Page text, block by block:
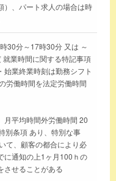
）、パート求人の場合は時
30分～17時30分 又は ～
業時間に関する特記事項
始業終業時刻は勤務シフト
労働時間を法定労働時間
月平均時間外労働時間 20
別条項 あり、特別な事
て、顧客の都合により必
に通知の上1ヶ月100ｈの
させることがある